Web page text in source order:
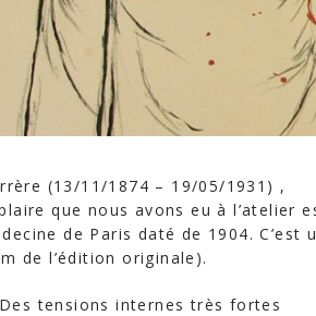
(13/11/1874 – 19/05/1931) ,
que nous avons eu à l’atelier
de Paris daté de 1904. C’est
de l’édition originale).
tensions internes très fortes